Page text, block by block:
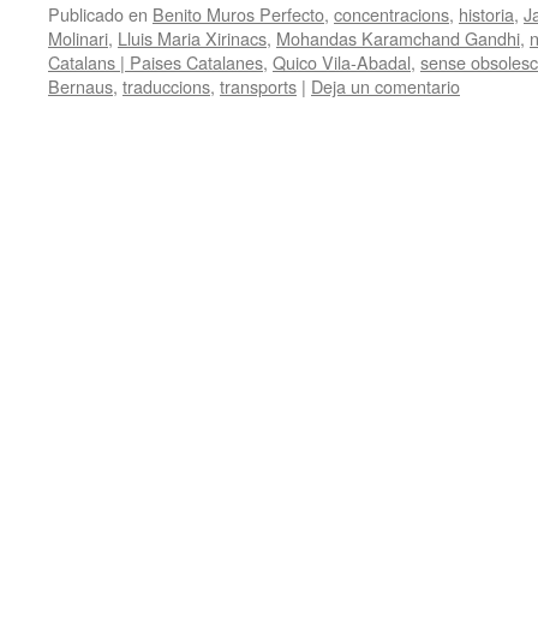
Publicado en Benito Muros Perfecto, concentracions, historia,
Molinari, Lluis Maria Xirinacs, Mohandas Karamchand Gandhi,
Catalans | Paises Catalanes, Quico Vila-Abadal, sense
Bernaus, traduccions, transports | Deja un comentario